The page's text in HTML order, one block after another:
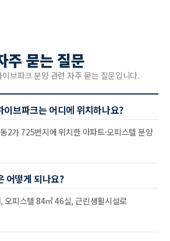
주 묻는 질문
브파크 분양 관련 자주 묻는 질문입니다.
이브파크는 어디에 위치하나요?
2가 725번지에 위치한 아파트·오피스텔 분양
어떻게 되나요?
오피스텔 84㎡ 46실, 근린생활시설로